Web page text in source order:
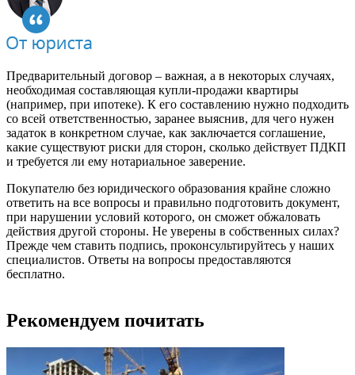
Предварительный договор – важная, а в некоторых случаях,
необходимая составляющая купли-продажи квартиры
(например, при ипотеке). К его составлению нужно подходить
со всей ответственностью, заранее выяснив, для чего нужен
задаток в конкретном случае, как заключается соглашение,
какие существуют риски для сторон, сколько действует ПДКП
и требуется ли ему нотариальное заверение.
Покупателю без юридического образования крайне сложно
ответить на все вопросы и правильно подготовить документ,
при нарушении условий которого, он сможет обжаловать
действия другой стороны. Не уверены в собственных силах?
Прежде чем ставить подпись, проконсультируйтесь у наших
специалистов. Ответы на вопросы предоставляются
бесплатно.
Рекомендуем почитать